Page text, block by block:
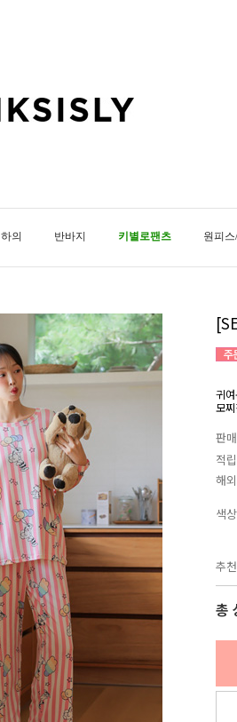
하의 반바지 키별로팬츠 원피
귀
모
판
적
해
색
추
총